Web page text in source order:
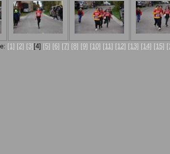
[1] [2] [3] [4] [5] [6] [7] [8] [9] [10] [11] [12] [13] [14] [15]